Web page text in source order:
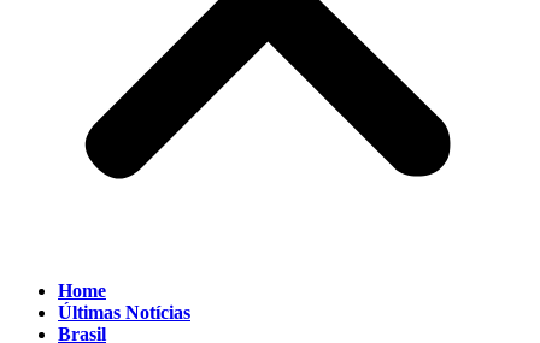
Home
Últimas Notícias
Brasil